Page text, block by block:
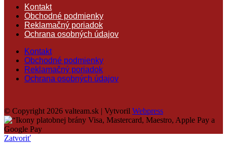
Kontakt
Obchodné podmienky
Reklamačný poriadok
Ochrana osobných údajov
Kontakt
Obchodné podmienky
Reklamačný poriadok
Ochrana osobných údajov
© Copyright 2026 valteam.sk | Vytvoril Webpress
Zatvoriť